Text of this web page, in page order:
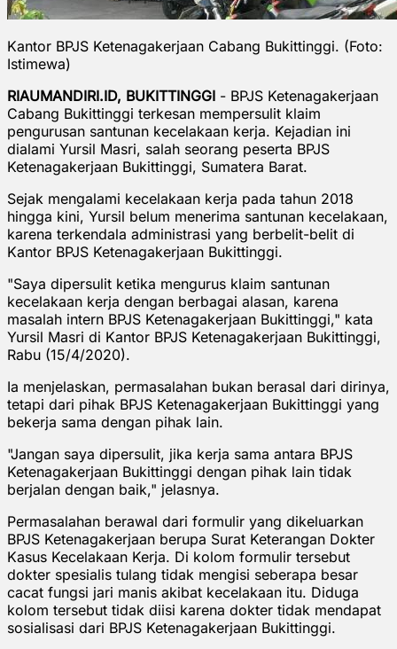
Kantor BPJS Ketenagakerjaan Cabang Bukittinggi. (Foto:
Istimewa)
RIAUMANDIRI.ID, BUKITTINGGI - BPJS Ketenagakerjaan
Cabang Bukittinggi terkesan mempersulit klaim
pengurusan santunan kecelakaan kerja. Kejadian ini
dialami Yursil Masri, salah seorang peserta BPJS
Ketenagakerjaan Bukittinggi, Sumatera Barat.
Sejak mengalami kecelakaan kerja pada tahun 2018
hingga kini, Yursil belum menerima santunan kecelakaan,
karena terkendala administrasi yang berbelit-belit di
Kantor BPJS Ketenagakerjaan Bukittinggi.
"Saya dipersulit ketika mengurus klaim santunan
kecelakaan kerja dengan berbagai alasan, karena
masalah intern BPJS Ketenagakerjaan Bukittinggi," kata
Yursil Masri di Kantor BPJS Ketenagakerjaan Bukittinggi,
Rabu (15/4/2020).
Ia menjelaskan, permasalahan bukan berasal dari dirinya,
tetapi dari pihak BPJS Ketenagakerjaan Bukittinggi yang
bekerja sama dengan pihak lain.
"Jangan saya dipersulit, jika kerja sama antara BPJS
Ketenagakerjaan Bukittinggi dengan pihak lain tidak
berjalan dengan baik," jelasnya.
Permasalahan berawal dari formulir yang dikeluarkan
BPJS Ketenagakerjaan berupa Surat Keterangan Dokter
Kasus Kecelakaan Kerja. Di kolom formulir tersebut
dokter spesialis tulang tidak mengisi seberapa besar
cacat fungsi jari manis akibat kecelakaan itu. Diduga
kolom tersebut tidak diisi karena dokter tidak mendapat
sosialisasi dari BPJS Ketenagakerjaan Bukittinggi.